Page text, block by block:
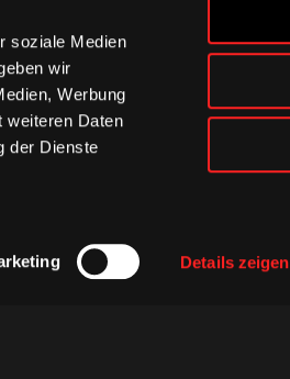
soziale Medien
wir
Werbung
weiteren Daten
der Dienste
Details zeigen
VIP-Tickets & Logen
BISSness Club